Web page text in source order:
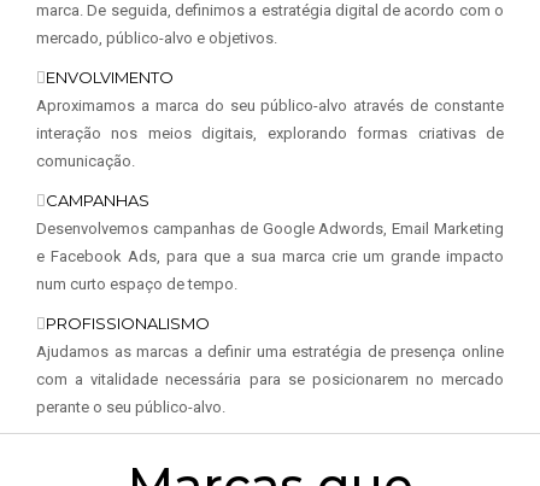
marca. De seguida, definimos a estratégia digital de acordo com o
mercado, público-alvo e objetivos.
ENVOLVIMENTO
Aproximamos a marca do seu público-alvo através de constante
interação nos meios digitais, explorando formas criativas de
comunicação.
CAMPANHAS
Desenvolvemos campanhas de Google Adwords, Email Marketing
e Facebook Ads, para que a sua marca crie um grande impacto
num curto espaço de tempo.
PROFISSIONALISMO
Ajudamos as marcas a definir uma estratégia de presença online
com a vitalidade necessária para se posicionarem no mercado
perante o seu público-alvo.